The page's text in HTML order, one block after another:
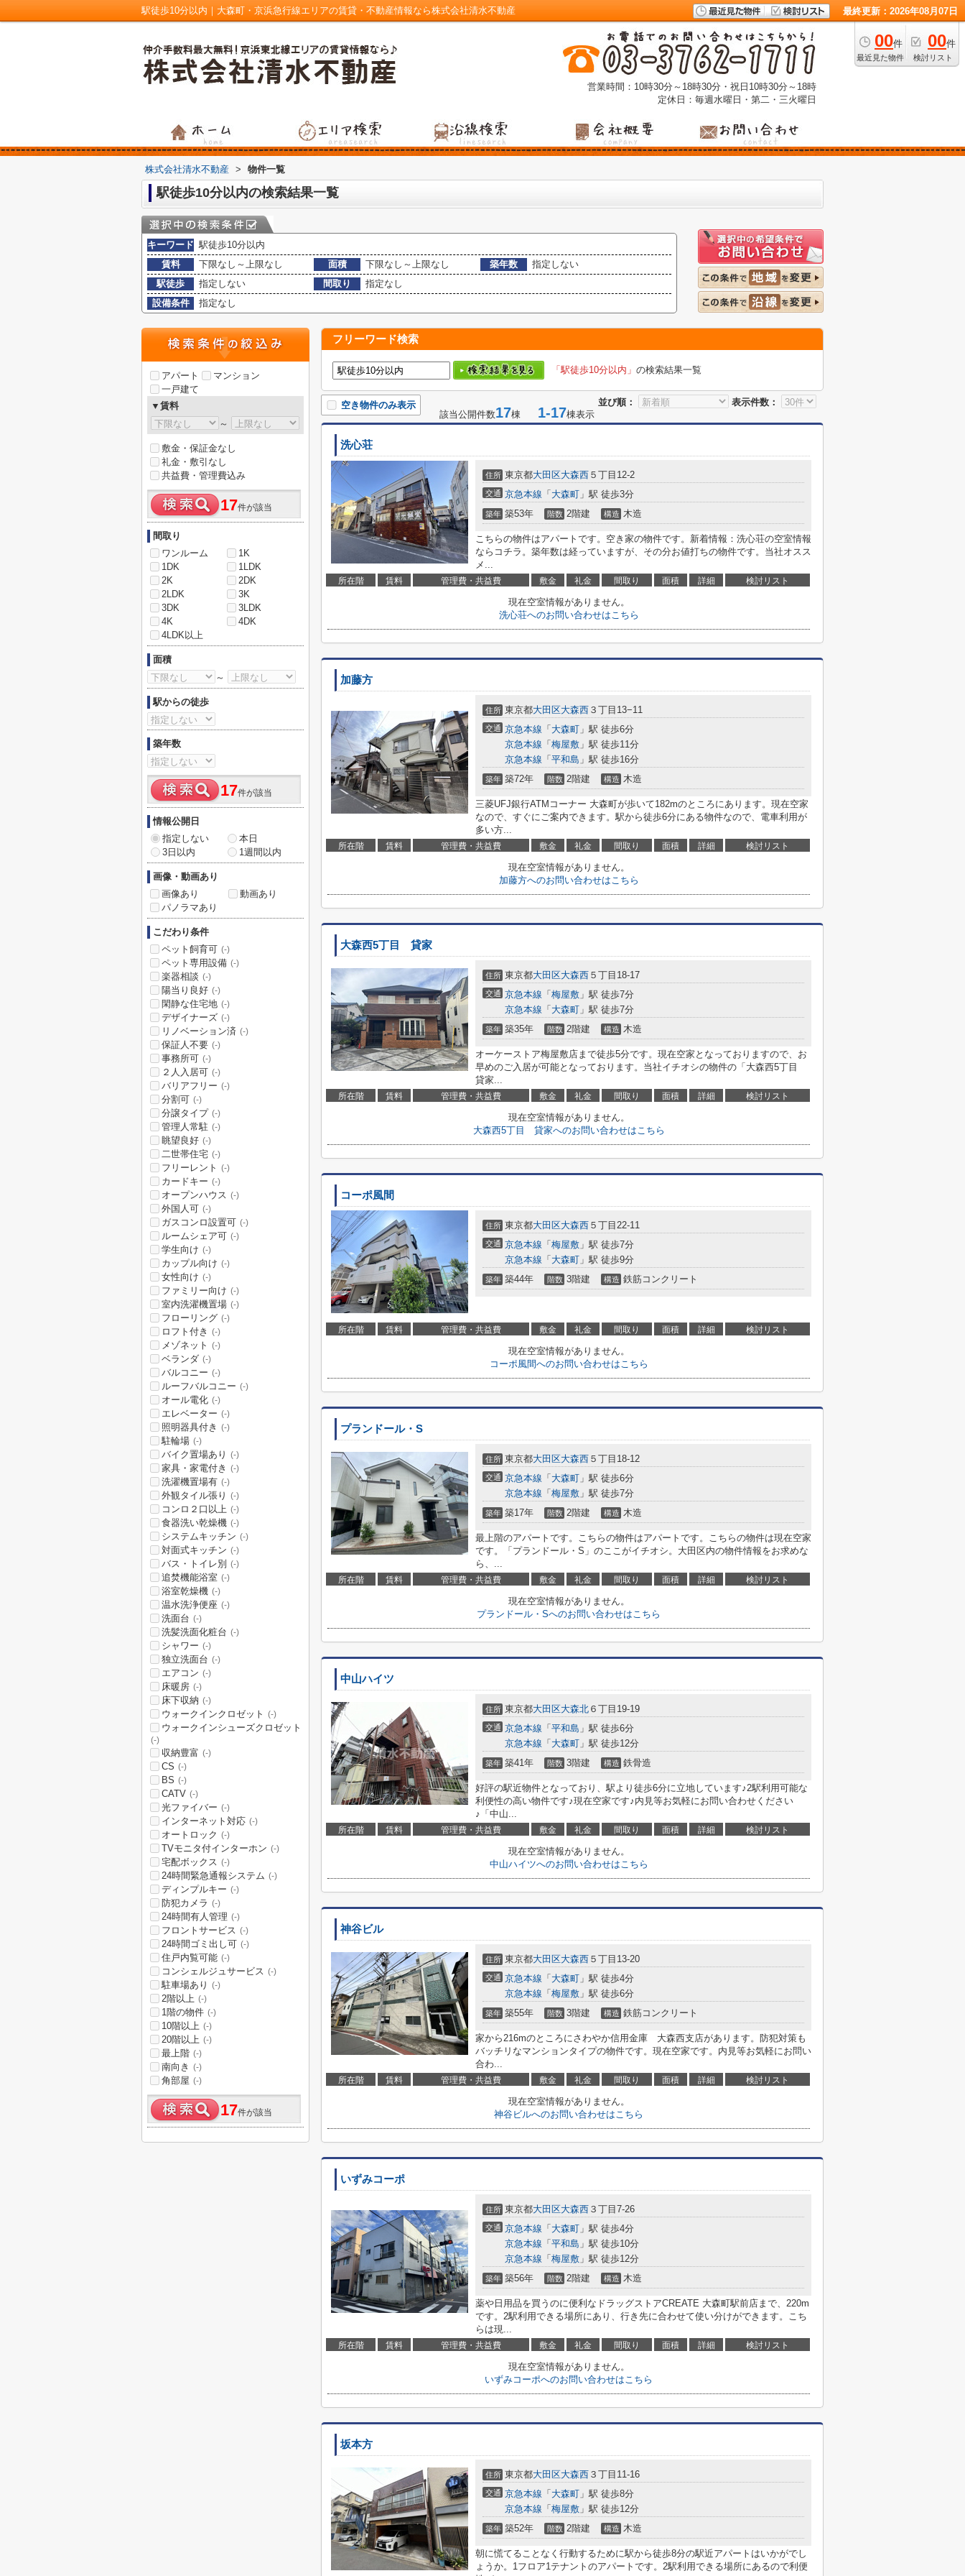
駅徒歩10分以内｜大森町・京浜急行線エリアの賃貸・不動産情報なら株式会社清水不動産 最終更新：2026年08月07日
00件
最近見た物件
00件
検討リスト
営業時間：10時30分～18時30分・祝日10時30分～18時
定休日：毎週水曜日・第二・三火曜日
株式会社清水不動産 > 物件一覧
駅徒歩10分以内の検索結果一覧
キーワード 駅徒歩10分以内
賃料
下限なし～上限なし 面積 下限なし～上限なし 築年数
指定しない
駅徒歩
指定しない 間取り
指定なし
設備条件
指定なし
フリーワード検索
「駅徒歩10分以内」 の検索結果一覧
並び順： 表示件数：
空き物件のみ表示
該当公開件数17棟 1-17棟表示
洗心荘
住所 東京都大田区大森西 ５丁目12-2
交通 京急本線 「 大森町 」駅 徒歩3分
築年 築53年 階数 2階建 構造 木造
こちらの物件はアパートです。空き家の物件です。新着情報：洗心荘の空室情報
ならコチラ。築年数は経っていますが、その分お値打ちの物件です。当社オスス
メ...
所在階 賃料 管理費・共益費 敷金 礼金 間取り 面積 詳細 検討リスト
現在空室情報がありません。
洗心荘へのお問い合わせはこちら
加藤方
住所 東京都大田区大森西 ３丁目13−11
交通 京急本線 「 大森町 」駅 徒歩6分
京急本線 「 梅屋敷 」駅 徒歩11分
京急本線 「 平和島 」駅 徒歩16分
築年 築72年 階数 2階建 構造 木造
三菱UFJ銀行ATMコーナー 大森町が歩いて182mのところにあります。現在空家
なので、すぐにご案内できます。駅から徒歩6分にある物件なので、電車利用が
多い方...
所在階 賃料 管理費・共益費 敷金 礼金 間取り 面積 詳細 検討リスト
現在空室情報がありません。
加藤方へのお問い合わせはこちら
大森西5丁目 貸家
住所 東京都大田区大森西 ５丁目18-17
交通 京急本線 「 梅屋敷 」駅 徒歩7分
京急本線 「 大森町 」駅 徒歩7分
築年 築35年 階数 2階建 構造 木造
オーケーストア梅屋敷店まで徒歩5分です。現在空家となっておりますので、お
早めのご入居が可能となっております。当社イチオシの物件の「大森西5丁目
貸家...
所在階 賃料 管理費・共益費 敷金 礼金 間取り 面積 詳細 検討リスト
現在空室情報がありません。
大森西5丁目 貸家へのお問い合わせはこちら
コーポ風間
住所 東京都大田区大森西 ５丁目22-11
交通 京急本線 「 梅屋敷 」駅 徒歩7分
京急本線 「 大森町 」駅 徒歩9分
築年 築44年 階数 3階建 構造 鉄筋コンクリート
所在階 賃料 管理費・共益費 敷金 礼金 間取り 面積 詳細 検討リスト
現在空室情報がありません。
コーポ風間へのお問い合わせはこちら
プランドール・S
住所 東京都大田区大森西 ５丁目18-12
交通 京急本線 「 大森町 」駅 徒歩6分
京急本線 「 梅屋敷 」駅 徒歩7分
築年 築17年 階数 2階建 構造 木造
最上階のアパートです。こちらの物件はアパートです。こちらの物件は現在空家
です。「プランドール・S」のここがイチオシ。大田区内の物件情報をお求めな
ら、...
所在階 賃料 管理費・共益費 敷金 礼金 間取り 面積 詳細 検討リスト
現在空室情報がありません。
プランドール・Sへのお問い合わせはこちら
中山ハイツ
住所 東京都大田区大森北 ６丁目19-19
交通 京急本線 「 平和島 」駅 徒歩6分
京急本線 「 大森町 」駅 徒歩12分
築年 築41年 階数 3階建 構造 鉄骨造
好評の駅近物件となっており、駅より徒歩6分に立地しています♪2駅利用可能な
利便性の高い物件です♪現在空家です♪内見等お気軽にお問い合わせください
♪「中山...
所在階 賃料 管理費・共益費 敷金 礼金 間取り 面積 詳細 検討リスト
現在空室情報がありません。
中山ハイツへのお問い合わせはこちら
神谷ビル
住所 東京都大田区大森西 ５丁目13-20
交通 京急本線 「 大森町 」駅 徒歩4分
京急本線 「 梅屋敷 」駅 徒歩6分
築年 築55年 階数 3階建 構造 鉄筋コンクリート
家から216mのところにさわやか信用金庫 大森西支店があります。防犯対策も
バッチリなマンションタイプの物件です。現在空家です。内見等お気軽にお問い
合わ...
所在階 賃料 管理費・共益費 敷金 礼金 間取り 面積 詳細 検討リスト
現在空室情報がありません。
神谷ビルへのお問い合わせはこちら
いずみコーポ
住所 東京都大田区大森西 ３丁目7-26
交通 京急本線 「 大森町 」駅 徒歩4分
京急本線 「 平和島 」駅 徒歩10分
京急本線 「 梅屋敷 」駅 徒歩12分
築年 築56年 階数 2階建 構造 木造
薬や日用品を買うのに便利なドラッグストアCREATE 大森町駅前店まで、220m
です。2駅利用できる場所にあり、行き先に合わせて使い分けができます。こち
らは現...
所在階 賃料 管理費・共益費 敷金 礼金 間取り 面積 詳細 検討リスト
現在空室情報がありません。
いずみコーポへのお問い合わせはこちら
坂本方
住所 東京都大田区大森西 ３丁目11-16
交通 京急本線 「 大森町 」駅 徒歩8分
京急本線 「 梅屋敷 」駅 徒歩12分
築年 築52年 階数 2階建 構造 木造
朝に慌てることなく行動するために駅から徒歩8分の駅近アパートはいかがでし
ょうか。1フロア1テナントのアパートです。2駅利用できる場所にあるので利便
アパート
マンション
一戸建て
▼賃料
～
敷金・保証金なし
礼金・敷引なし
共益費・管理費込み
17件が該当
間取り
ワンルーム
1K
1DK
1LDK
2K
2DK
2LDK
3K
3DK
3LDK
4K
4DK
4LDK以上
面積
～
駅からの徒歩
築年数
17件が該当
情報公開日
指定しない
本日
3日以内
1週間以内
画像・動画あり
画像あり
動画あり
パノラマあり
こだわり条件
ペット飼育可 (-)
ペット専用設備 (-)
楽器相談 (-)
陽当り良好 (-)
閑静な住宅地 (-)
デザイナーズ (-)
リノベーション済 (-)
保証人不要 (-)
事務所可 (-)
２人入居可 (-)
バリアフリー (-)
分割可 (-)
分譲タイプ (-)
管理人常駐 (-)
眺望良好 (-)
二世帯住宅 (-)
フリーレント (-)
カードキー (-)
オープンハウス (-)
外国人可 (-)
ガスコンロ設置可 (-)
ルームシェア可 (-)
学生向け (-)
カップル向け (-)
女性向け (-)
ファミリー向け (-)
室内洗濯機置場 (-)
フローリング (-)
ロフト付き (-)
メゾネット (-)
ベランダ (-)
バルコニー (-)
ルーフバルコニー (-)
オール電化 (-)
エレベーター (-)
照明器具付き (-)
駐輪場 (-)
バイク置場あり (-)
家具・家電付き (-)
洗濯機置場有 (-)
外観タイル張り (-)
コンロ２口以上 (-)
食器洗い乾燥機 (-)
システムキッチン (-)
対面式キッチン (-)
バス・トイレ別 (-)
追焚機能浴室 (-)
浴室乾燥機 (-)
温水洗浄便座 (-)
洗面台 (-)
洗髪洗面化粧台 (-)
シャワー (-)
独立洗面台 (-)
エアコン (-)
床暖房 (-)
床下収納 (-)
ウォークインクロゼット (-)
ウォークインシューズクロゼット
(-)
収納豊富 (-)
CS (-)
BS (-)
CATV (-)
光ファイバー (-)
インターネット対応 (-)
オートロック (-)
TVモニタ付インターホン (-)
宅配ボックス (-)
24時間緊急通報システム (-)
ディンプルキー (-)
防犯カメラ (-)
24時間有人管理 (-)
フロントサービス (-)
24時間ゴミ出し可 (-)
住戸内覧可能 (-)
コンシェルジュサービス (-)
駐車場あり (-)
2階以上 (-)
1階の物件 (-)
10階以上 (-)
20階以上 (-)
最上階 (-)
南向き (-)
角部屋 (-)
17件が該当